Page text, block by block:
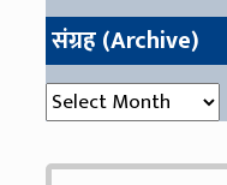
संग्रह (Archive)
संग्रह (Archive)